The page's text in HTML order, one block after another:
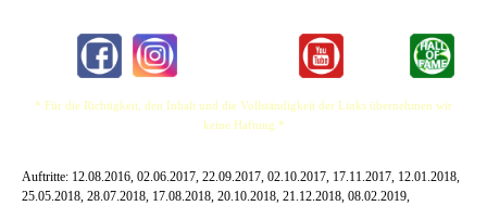
* Für die Richtigkeit, den Inhalt und die Vollständigkeit der Links übernehmen wir
keine Haftung *
Auftritte: 12.08.2016, 02.06.2017, 22.09.2017, 02.10.2017, 17.11.2017, 12.01.2018,
25.05.2018, 28.07.2018, 17.08.2018, 20.10.2018, 21.12.2018, 08.02.2019,